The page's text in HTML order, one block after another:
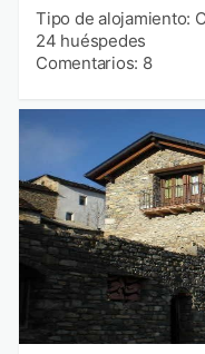
Tipo de alojamiento:
24 huéspedes
Comentarios: 8